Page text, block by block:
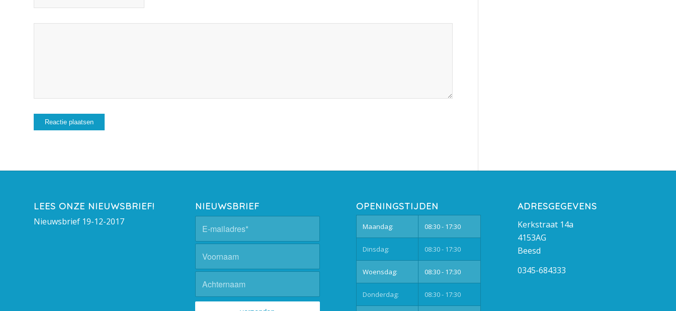
LEES ONZE NIEUWSBRIEF!
Nieuwsbrief 19-12-2017
NIEUWSBRIEF OPENINGSTIJDEN
Maandag: 08:30 - 17:30
Dinsdag: 08:30 - 17:30
Woensdag: 08:30 - 17:30
Donderdag: 08:30 - 17:30
ADRESGEGEVENS
Kerkstraat 14a
4153AG
Beesd
0345-684333